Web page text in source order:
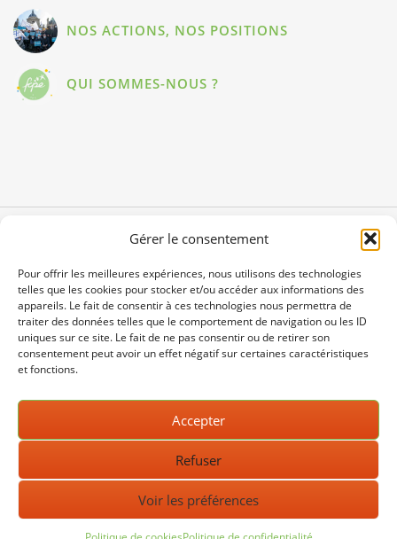
Gérer le consentement
Pour offrir les meilleures expériences, nous utilisons des technologies
telles que les cookies pour stocker et/ou accéder aux informations des
appareils. Le fait de consentir à ces technologies nous permettra de
traiter des données telles que le comportement de navigation ou les ID
uniques sur ce site. Le fait de ne pas consentir ou de retirer son
consentement peut avoir un effet négatif sur certaines caractéristiques
et fonctions.
Accepter
Refuser
Voir les préférences
NOS ACTIONS, NOS POSITIONS
QUI SOMMES-NOUS ?
fcpe75@fcpe75.org
01 42 65 05 98